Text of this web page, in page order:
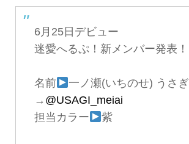
6月25日デビュー
迷愛へるぷ！新メンバー発表！
名前
一ノ瀬(いちのせ) うさぎ
→ @USAGI_meiai
担当カラー
紫